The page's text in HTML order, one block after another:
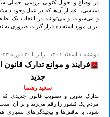
در اوضاع و احوال کنونی بررسی اجمالی
سیاسی، اعم از آن‌ها که در عمل وجود
و می‌شوند، و می‌توانند در انتخاب یک
ایران مورد استفاده قرار گیرند، ضروری
دوشنبه ۱ اسفند ۱۴۰۱ برابر با ۲۰ فوريه ۲۰۲۳
فرایند و موانع تدارک
جدید
سعید رهنما
تدارکِ تدوین و تصویب قانون جدیدی
مردم یک کشور را رقم می‌زند و بر آن است
شود، با تناقض‌ها و پیچیدگی‌های